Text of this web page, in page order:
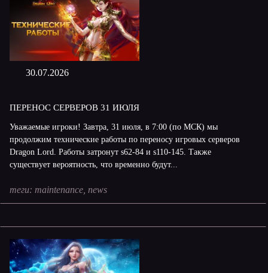
30.07.2026
ПЕРЕНОС СЕРВЕРОВ 31 ИЮЛЯ
Уважаемые игроки! Завтра, 31 июля, в 7:00 (по МСК) мы
продолжим технические работы по переносу игровых серверов
Dragon Lord. Работы затронут s62-84 и s110-145. Также
существует вероятность, что временно будут...
теги: maintenance news